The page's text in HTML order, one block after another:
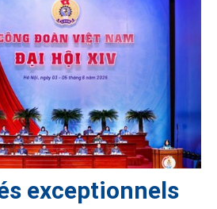
exceptionnels